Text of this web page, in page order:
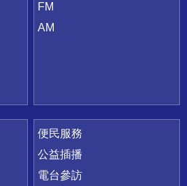
FM
AM
便民服務
公益插播
電台參訪